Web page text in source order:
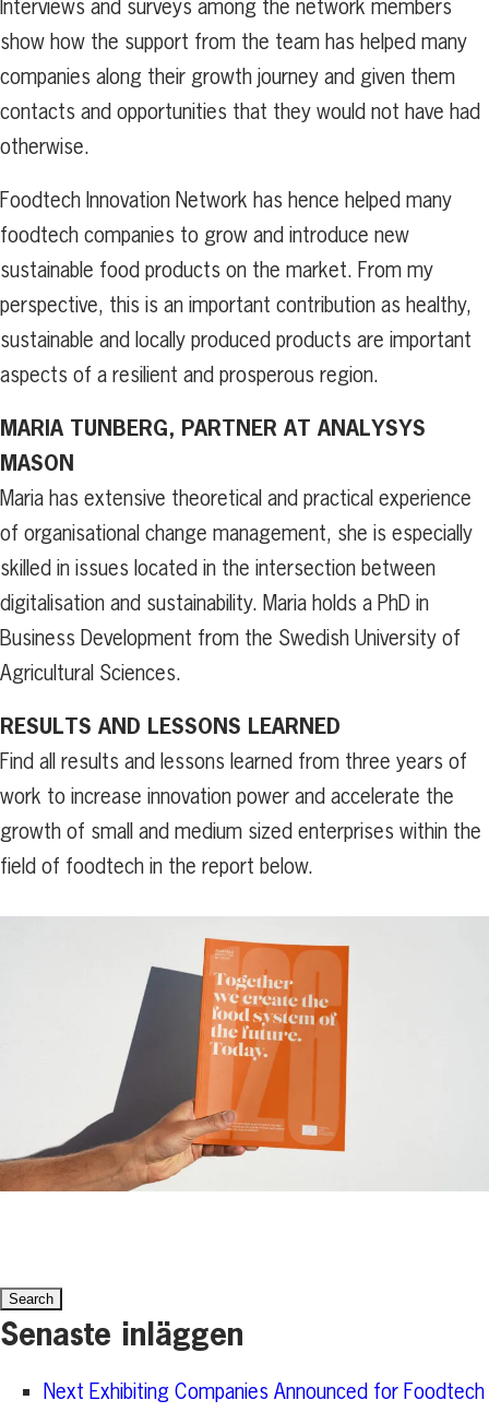
Interviews and surveys among the network members
show how the support from the team has helped many
companies along their growth journey and given them
contacts and opportunities that they would not have had
otherwise.
Foodtech Innovation Network has hence helped many
foodtech companies to grow and introduce new
sustainable food products on the market. From my
perspective, this is an important contribution as healthy,
sustainable and locally produced products are important
aspects of a resilient and prosperous region.
MARIA TUNBERG, PARTNER AT ANALYSYS
MASON
Maria has extensive theoretical and practical experience
of organisational change management, she is especially
skilled in issues located in the intersection between
digitalisation and sustainability. Maria holds a PhD in
Business Development from the Swedish University of
Agricultural Sciences.
RESULTS AND LESSONS LEARNED
Find all results and lessons learned from three years of
work to increase innovation power and accelerate the
growth of small and medium sized enterprises within the
field of foodtech in the report below.
Senaste inläggen
Next Exhibiting Companies Announced for Foodtech